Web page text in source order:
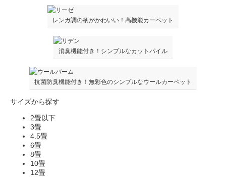
レンガ調の柄がかわいい！高機能カーペット
消臭機能付き！シンプルなカットパイル
抗菌防臭機能付き！無彩色のシンプルなウールカーペット
サイズから探す
2畳以下
3畳
4.5畳
6畳
8畳
10畳
12畳